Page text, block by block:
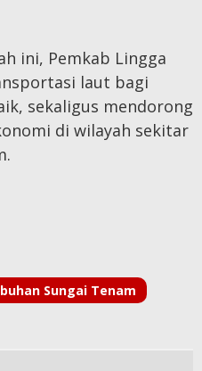
ini, Pemkab Lingga
laut bagi
sekaligus mendorong
di wilayah sekitar
Sungai Tenam